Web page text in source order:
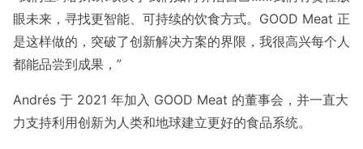
眼未来，寻找更智能、可持续的饮食方式。GOOD Meat 正
是这样做的，突破了创新解决方案的界限，我很高兴每个人
都能品尝到成果，”
Andrés 于 2021 年加入 GOOD Meat 的董事会，并一直大
力支持利用创新为人类和地球建立更好的食品系统。